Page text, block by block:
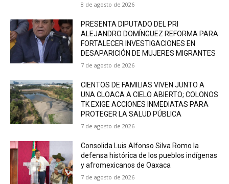
8 de agosto de 2026
PRESENTA DIPUTADO DEL PRI
ALEJANDRO DOMÍNGUEZ REFORMA PARA
FORTALECER INVESTIGACIONES EN
DESAPARICIÓN DE MUJERES MIGRANTES
7 de agosto de 2026
CIENTOS DE FAMILIAS VIVEN JUNTO A
UNA CLOACA A CIELO ABIERTO; COLONOS
TK EXIGE ACCIONES INMEDIATAS PARA
PROTEGER LA SALUD PÚBLICA
7 de agosto de 2026
Consolida Luis Alfonso Silva Romo la
defensa histórica de los pueblos indígenas
y afromexicanos de Oaxaca
7 de agosto de 2026